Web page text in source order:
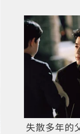
失散多年的